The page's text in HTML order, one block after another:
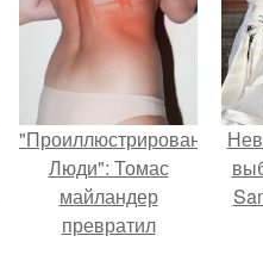
"Проиллюстрированные
Люди": Томас
майландер
превратил